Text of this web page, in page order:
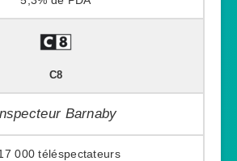
C8
Barnaby
000